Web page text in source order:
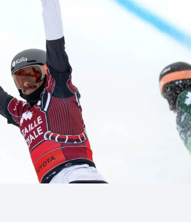
Moderní pětiboj
Olympijské hry
Parasport
Plavání
Plážový volejbal
Veslování
Vodní
Volejbal
Ostatní